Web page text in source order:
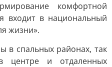
комфортной
входит в национальный
жизни».
в спальных районах, так
центре и отдаленных